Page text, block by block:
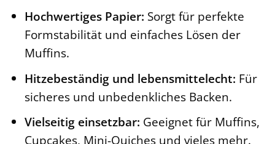
Hochwertiges Papier: Sorgt für perfekte
Formstabilität und einfaches Lösen der
Muffins.
Hitzebeständig und lebensmittelecht: Für
sicheres und unbedenkliches Backen.
Vielseitig einsetzbar: Geeignet für Muffins,
Cupcakes, Mini-Quiches und vieles mehr.